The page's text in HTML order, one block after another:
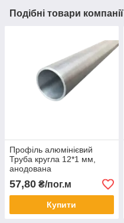
Подібні товари компанії
Профіль алюмінієвий
Труба кругла 12*1 мм,
анодована
57,80 ₴/пог.м
Купити